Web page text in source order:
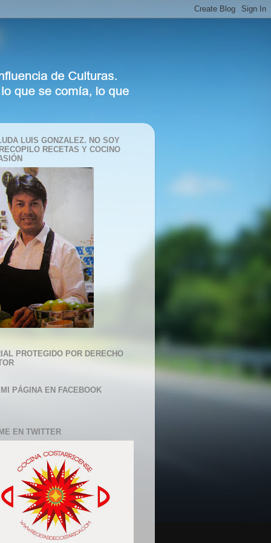
LUIS GONZALEZ. NO SOY
RECETAS Y COCINO
PROTEGIDO POR DERECHO
PÁGINA EN FACEBOOK
EN TWITTER